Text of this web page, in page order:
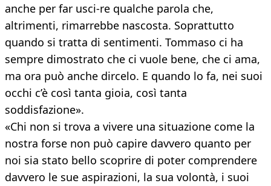
anche per far usci-re qualche parola che,
altrimenti, rimarrebbe nascosta. Soprattutto
quando si tratta di sentimenti. Tommaso ci ha
sempre dimostrato che ci vuole bene, che ci ama,
ma ora può anche dircelo. E quando lo fa, nei suoi
occhi c’è così tanta gioia, così tanta
soddisfazione».
«Chi non si trova a vivere una situazione come la
nostra forse non può capire davvero quanto per
noi sia stato bello scoprire di poter comprendere
davvero le sue aspirazioni, la sua volontà, i suoi